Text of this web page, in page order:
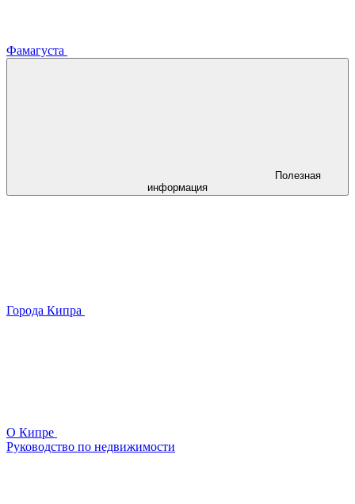
Фамагуста
Полезная
информация
Города Кипра
О Кипре
Руководство по недвижимости